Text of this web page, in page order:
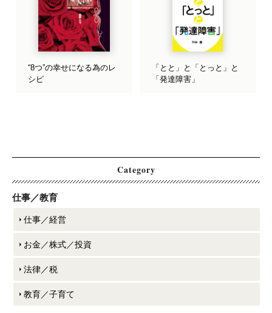
“8つ”の幸せになる為のレ
シピ
「とと」と「とっと」と
「発達障害」
Category
仕事／教育
仕事／経営
お金／株式／投資
法律／税
教育／子育て